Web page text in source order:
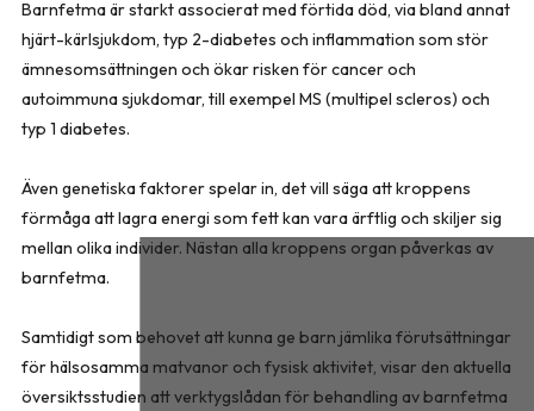
Barnfetma är starkt associerat med förtida död, via bland annat
hjärt-kärlsjukdom, typ 2-diabetes och inflammation som stör
ämnesomsättningen och ökar risken för cancer och
autoimmuna sjukdomar, till exempel MS (multipel scleros) och
typ 1 diabetes.
Även genetiska faktorer spelar in, det vill säga att kroppens
förmåga att lagra energi som fett kan vara ärftlig och skiljer sig
mellan olika individer. Nästan alla kroppens organ påverkas av
barnfetma.
Samtidigt som behovet att kunna ge barn jämlika förutsättningar
för hälsosamma matvanor och fysisk aktivitet, visar den aktuella
översiktsstudien att verktygslådan för behandling av barnfetma